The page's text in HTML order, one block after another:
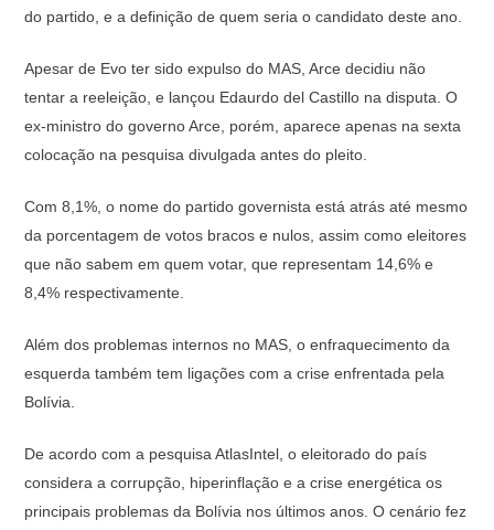
do partido, e a definição de quem seria o candidato deste ano.
Apesar de Evo ter sido expulso do MAS, Arce decidiu não
tentar a reeleição, e lançou Edaurdo del Castillo na disputa. O
ex-ministro do governo Arce, porém, aparece apenas na sexta
colocação na pesquisa divulgada antes do pleito.
Com 8,1%, o nome do partido governista está atrás até mesmo
da porcentagem de votos bracos e nulos, assim como eleitores
que não sabem em quem votar, que representam 14,6% e
8,4% respectivamente.
Além dos problemas internos no MAS, o enfraquecimento da
esquerda também tem ligações com a crise enfrentada pela
Bolívia.
De acordo com a pesquisa AtlasIntel, o eleitorado do país
considera a corrupção, hiperinflação e a crise energética os
principais problemas da Bolívia nos últimos anos. O cenário fez